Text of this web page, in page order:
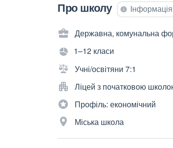
Про школу
Державна, комунальна
1–12 класи
Учні/освітяни 7:1
Ліцей з початковою
Профіль: економічний
Міська школа